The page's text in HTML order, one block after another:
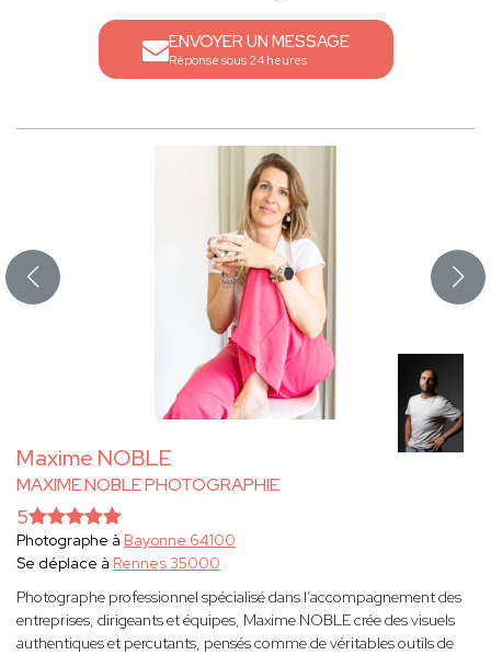
ENVOYER UN MESSAGE
Réponse sous 24 heures
Maxime NOBLE
MAXIME NOBLE PHOTOGRAPHIE
5
Photographe à Bayonne 64100
Se déplace à Rennes 35000
Photographe professionnel spécialisé dans l’accompagnement des
entreprises, dirigeants et équipes, Maxime NOBLE crée des visuels
authentiques et percutants, pensés comme de véritables outils de